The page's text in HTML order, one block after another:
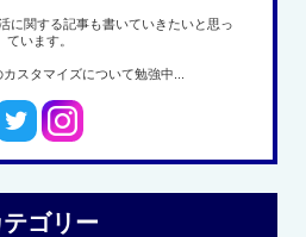
に関する記事も書いていきたいと思っ
ています。
スタマイズについて勉強中...
テゴリー